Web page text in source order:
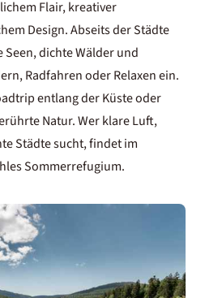
Flair, kreativer
Design. Abseits der Städte
dichte Wälder und
Radfahren oder Relaxen ein.
entlang der Küste oder
Natur. Wer klare Luft,
Städte sucht, findet im
Sommerrefugium.